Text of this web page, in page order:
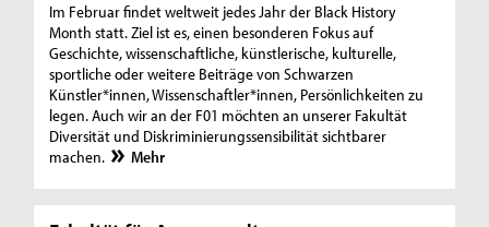
Im Februar findet weltweit jedes Jahr der Black History
Month statt. Ziel ist es, einen besonderen Fokus auf
Geschichte, wissenschaftliche, künstlerische, kulturelle,
sportliche oder weitere Beiträge von Schwarzen
Künstler*innen, Wissenschaftler*innen, Persönlichkeiten zu
legen. Auch wir an der F01 möchten an unserer Fakultät
Diversität und Diskriminierungssensibilität sichtbarer
machen.
Mehr